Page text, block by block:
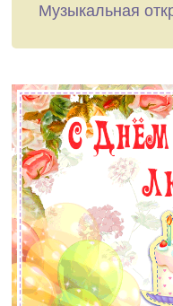
Музыкальная